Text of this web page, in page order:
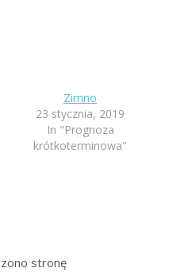
Zimno
23 stycznia, 2019
In "Prognoza
krótkoterminowa"
stronę